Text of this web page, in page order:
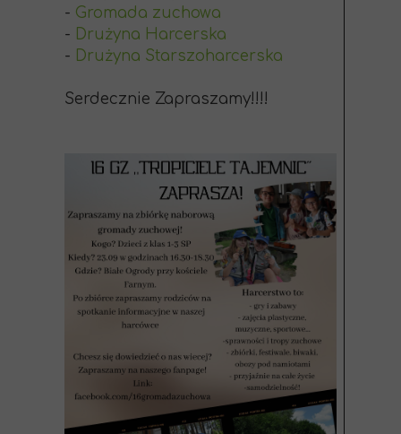
- Gromada zuchowa
- Drużyna Harcerska
- Drużyna Starszoharcerska
Serdecznie Zapraszamy!!!!